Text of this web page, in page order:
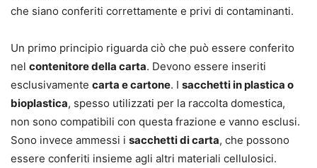
che siano conferiti correttamente e privi di contaminanti.
Un primo principio riguarda ciò che può essere conferito
nel contenitore della carta. Devono essere inseriti
esclusivamente carta e cartone. I sacchetti in plastica o
bioplastica, spesso utilizzati per la raccolta domestica,
non sono compatibili con questa frazione e vanno esclusi.
Sono invece ammessi i sacchetti di carta, che possono
essere conferiti insieme agli altri materiali cellulosici.